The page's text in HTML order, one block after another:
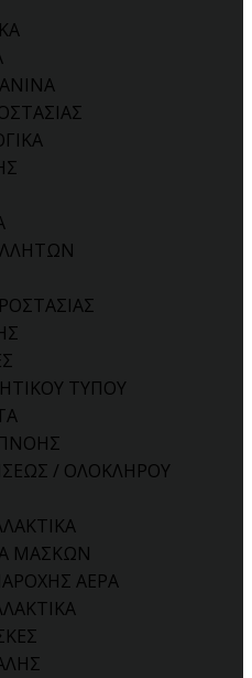
ΤΥΠΟΥ
/ ΟΛΟΚΛΗΡΟΥ
ΜΑΣΚΩΝ
ΑΕΡΑ